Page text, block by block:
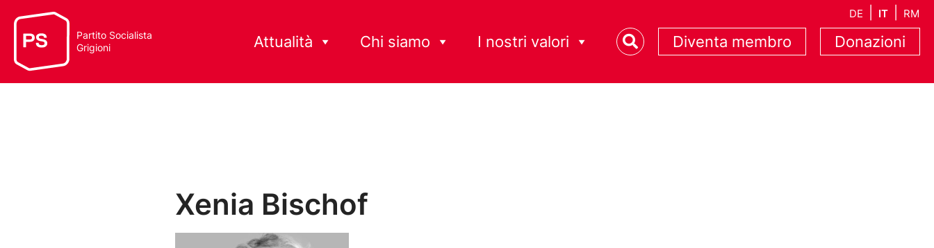
DE IT RM
Partito Socialista
Grigioni
Attualità Chi siamo I nostri valori Diventa membro Donazioni
Xenia Bischof